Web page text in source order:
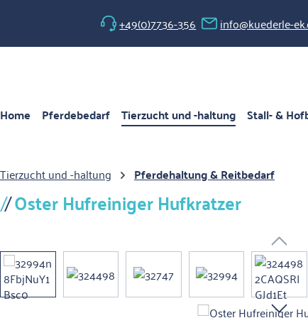
Hauptinhalt springen
Zur Hauptnavigation springen+49(0)7736-356 info@kuederle-
Home Pferdebedarf Tierzucht und -haltung Stall- &
Tierzucht und -haltung Pferdehaltung & Reitbedarf
Oster Hufreiniger Hufkratzer
Bildergalerie überspringen